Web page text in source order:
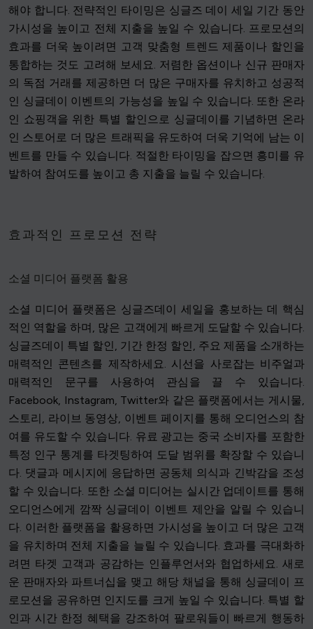
해야 합니다. 전략적인 타이밍은 싱글즈 데이 세일 기간 동안
가시성을 높이고 전체 지출을 높일 수 있습니다. 프로모션의
효과를 더욱 높이려면 고객 맞춤형 트렌드 제품이나 할인을
통합하는 것도 고려해 보세요. 저렴한 옵션이나 신규 판매자
의 독점 거래를 제공하면 더 많은 구매자를 유치하고 성공적
인 싱글데이 이벤트의 가능성을 높일 수 있습니다. 또한 온라
인 쇼핑객을 위한 특별 할인으로 싱글데이를 기념하면 온라
인 스토어로 더 많은 트래픽을 유도하여 더욱 기억에 남는 이
벤트를 만들 수 있습니다. 적절한 타이밍을 잡으면 흥미를 유
발하여 참여도를 높이고 총 지출을 늘릴 수 있습니다.
효과적인 프로모션 전략
소셜 미디어 플랫폼 활용
소셜 미디어 플랫폼은 싱글즈데이 세일을 홍보하는 데 핵심
적인 역할을 하며, 많은 고객에게 빠르게 도달할 수 있습니다.
싱글즈데이 특별 할인, 기간 한정 할인, 주요 제품을 소개하는
매력적인 콘텐츠를 제작하세요. 시선을 사로잡는 비주얼과
매력적인 문구를 사용하여 관심을 끌 수 있습니다.
Facebook, Instagram, Twitter와 같은 플랫폼에서는 게시물,
스토리, 라이브 동영상, 이벤트 페이지를 통해 오디언스의 참
여를 유도할 수 있습니다. 유료 광고는 중국 소비자를 포함한
특정 인구 통계를 타겟팅하여 도달 범위를 확장할 수 있습니
다. 댓글과 메시지에 응답하면 공동체 의식과 긴박감을 조성
할 수 있습니다. 또한 소셜 미디어는 실시간 업데이트를 통해
오디언스에게 깜짝 싱글데이 이벤트 제안을 알릴 수 있습니
다. 이러한 플랫폼을 활용하면 가시성을 높이고 더 많은 고객
을 유치하며 전체 지출을 늘릴 수 있습니다. 효과를 극대화하
려면 타겟 고객과 공감하는 인플루언서와 협업하세요. 새로
운 판매자와 파트너십을 맺고 해당 채널을 통해 싱글데이 프
로모션을 공유하면 인지도를 크게 높일 수 있습니다. 특별 할
인과 시간 한정 혜택을 강조하여 팔로워들이 빠르게 행동하